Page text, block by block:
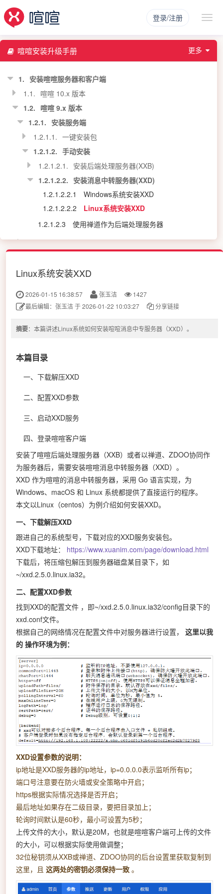
登录/注册
喧喧安装升级手册 更多
1. 安装喧喧服务器和客户端
1.1. 喧喧 10.x 版本
1.2. 喧喧 9.x 版本
1.2.1. 安装服务端
1.2.1.1. 一键安装包
1.2.1.2. 手动安装
1.2.1.2.1. 安装后端处理服务器(XXB)
1.2.1.2.2. 安装消息中转服务器(XXD)
1.2.1.2.2.1
Windows系统安装XXD
1.2.1.2.2.2
Linux系统安装XXD
1.2.1.2.3
使用禅道作为后端处理服务器
1.2.2. 安装客户端
1.2.4
安装Jitsi音视频服务
1.2.6
CentOS/Ubuntu下安装Docker
1.3. 喧喧 7.x 版本
3
常见错误处理
Linux系统安装XXD
2026-01-15 16:38:57 张玉洁
1427
最后编辑：张玉洁 于 2026-01-22 10:03:27
分享链接
摘要：本篇讲述Linux系统如何安装喧喧消息中专服务器（XXD）。
本篇目录
一、下载解压XXD
二、配置XXD参数
三、启动XXD服务
四、登录喧喧客户端
安装了喧喧后端处理服务器（XXB）或者以禅道、ZDOO协同作
为服务器后，需要安装喧喧消息中转服务器（XXD）。
XXD 作为喧喧的消息中转服务器，采用 Go 语言实现，为
Windows、macOS 和 Linux 系统都提供了直接运行的程序。
本文以Linux（centos）为例介绍如何安装XXD。
一、下载解压XXD
跟进自己的系统型号，下载对应的XXD服务安装包。
XXD下载地址： https://www.xuanim.com/page/download.html
下载后，将压缩包解压到服务器磁盘某目录下，如
~/xxd.2.5.0.linux.ia32。
二、配置XXD参数
找到XXD的配置文件 ，即~/xxd.2.5.0.linux.ia32/config目录下的
xxd.conf文件。
根据自己的网络情况在配置文件中对服务器进行设置， 这里以我
的 操作环境为例：
XXD设置参数的说明：
ip地址是XXD服务器的ip地址，ip=0.0.0.0表示监听所有ip；
端口号注意要在防火墙或安全策略中开启；
https根据实际情况选择是否开启；
最后地址如果存在二级目录，要把目录加上；
轮询时间默认是60秒，最小可设置为5秒；
上传文件的大小，默认是20M，也就是喧喧客户端可上传的文件
的大小，可以根据实际使用做调整；
32位秘钥须从XXB或禅道、ZDOO协同的后台设置里获取复制到
这里，且 这两处的密钥必须保持一致 。